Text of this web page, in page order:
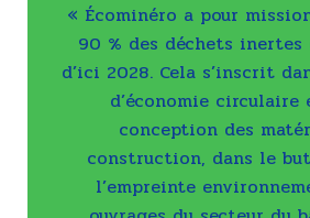
« Écominéro a pour
90 % des déchets
d’ici 2028. Cela s’inscrit
d’économie circulaire
conception des
construction, dans le
l’empreinte